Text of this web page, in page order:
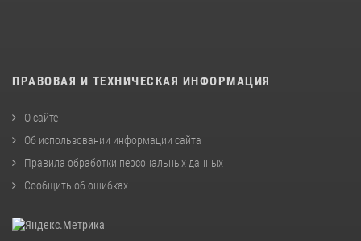
ПРАВОВАЯ И ТЕХНИЧЕСКАЯ ИНФОРМАЦИЯ
О сайте
Об использовании информации сайта
Правила обработки персональных данных
Сообщить об ошибках